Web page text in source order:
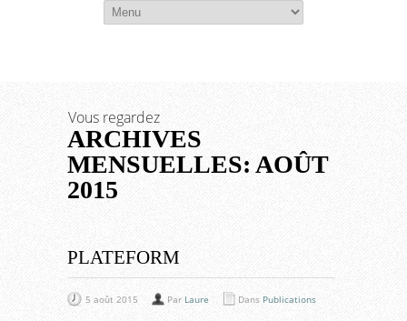
Vous regardez
ARCHIVES
MENSUELLES: AOÛT
2015
PLATEFORM
5 août 2015 Par Laure Dans Publications